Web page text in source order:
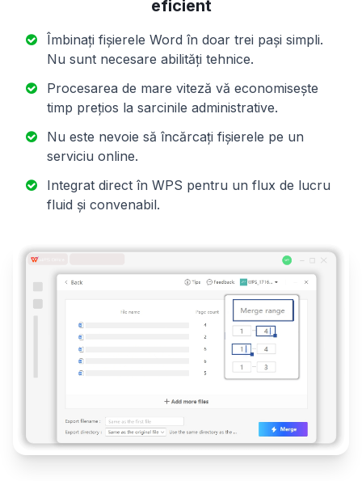
eficient
Îmbinați fișierele Word în doar trei pași simpli.
Nu sunt necesare abilități tehnice.
Procesarea de mare viteză vă economisește
timp prețios la sarcinile administrative.
Nu este nevoie să încărcați fișierele pe un
serviciu online.
Integrat direct în WPS pentru un flux de lucru
fluid și convenabil.